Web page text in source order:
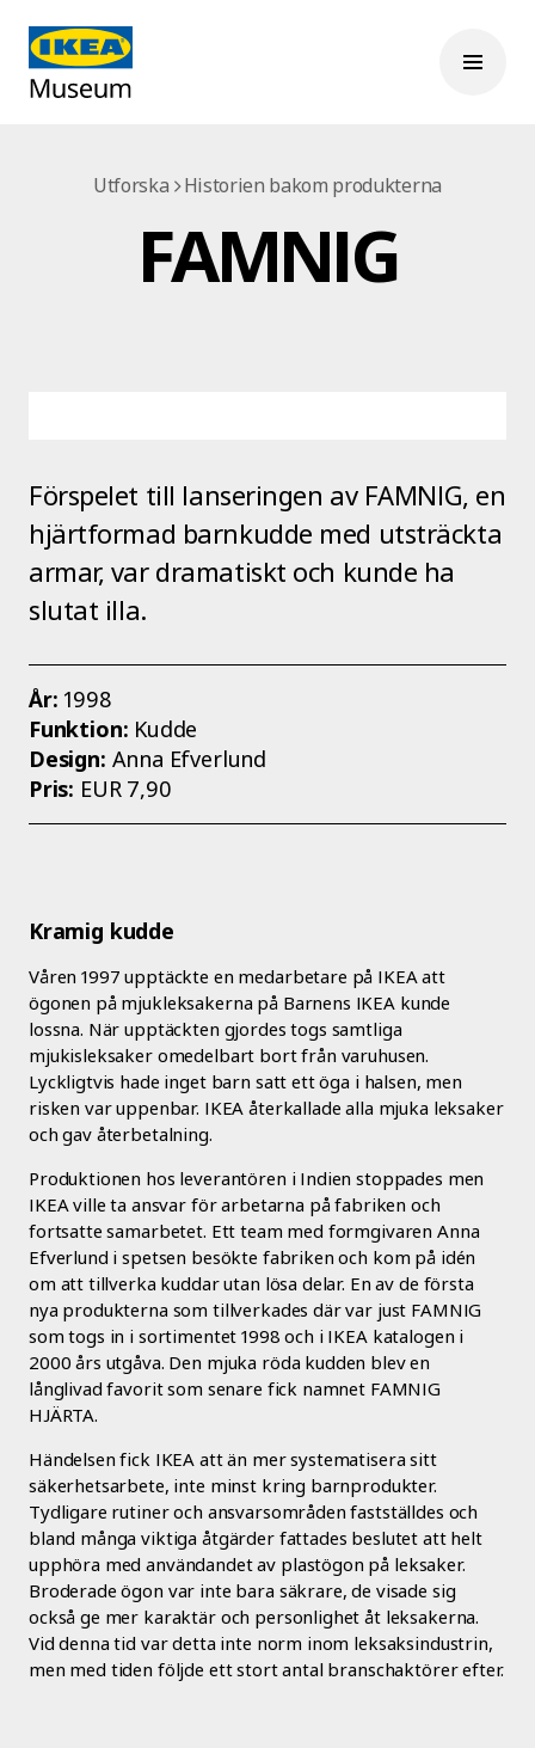
Utforska Historien bakom produkterna
FAMNIG
Förspelet till lanseringen av FAMNIG, en
hjärtformad barnkudde med utsträckta
armar, var dramatiskt och kunde ha
slutat illa.
År: 1998
Funktion: Kudde
Design: Anna Efverlund
Pris: EUR 7,90
Kramig kudde
Våren 1997 upptäckte en medarbetare på IKEA att
ögonen på mjukleksakerna på Barnens IKEA kunde
lossna. När upptäckten gjordes togs samtliga
mjukisleksaker omedelbart bort från varuhusen.
Lyckligtvis hade inget barn satt ett öga i halsen, men
risken var uppenbar. IKEA återkallade alla mjuka leksaker
och gav återbetalning.
Produktionen hos leverantören i Indien stoppades men
IKEA ville ta ansvar för arbetarna på fabriken och
fortsatte samarbetet. Ett team med formgivaren Anna
Efverlund i spetsen besökte fabriken och kom på idén
om att tillverka kuddar utan lösa delar. En av de första
nya produkterna som tillverkades där var just FAMNIG
som togs in i sortimentet 1998 och i IKEA katalogen i
2000 års utgåva. Den mjuka röda kudden blev en
långlivad favorit som senare fick namnet FAMNIG
HJÄRTA.
Händelsen fick IKEA att än mer systematisera sitt
säkerhetsarbete, inte minst kring barnprodukter.
Tydligare rutiner och ansvarsområden fastställdes och
bland många viktiga åtgärder fattades beslutet att helt
upphöra med användandet av plastögon på leksaker.
Broderade ögon var inte bara säkrare, de visade sig
också ge mer karaktär och personlighet åt leksakerna.
Vid denna tid var detta inte norm inom leksaksindustrin,
men med tiden följde ett stort antal branschaktörer efter.